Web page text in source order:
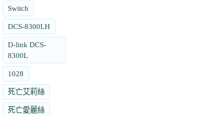
Switch
DCS-8300LH
D-link DCS-
8300L
1028
死亡艾莉絲
死亡愛麗絲